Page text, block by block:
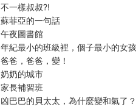
不一樣叔叔?!
蘇菲亞的一句話
午夜圖書館
年紀最小的班級裡，個子最小的女
爸爸，爸爸，變！
奶奶的城市
家長補習班
凶巴巴的貝太太，為什麼變和氣了？